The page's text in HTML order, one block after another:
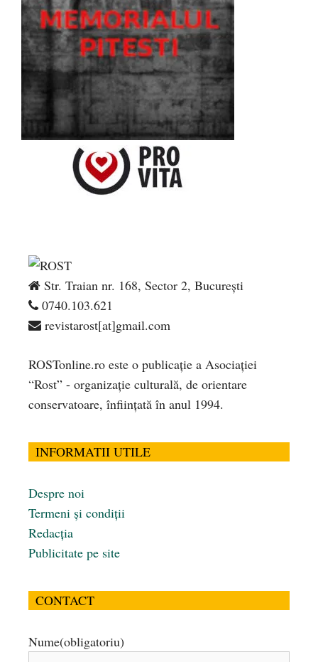
Str. Traian nr. 168, Sector 2, București
0740.103.621
revistarost[at]gmail.com
ROSTonline.ro este o publicaţie a Asociaţiei
“Rost” - organizaţie culturală, de orientare
conservatoare, înfiinţată în anul 1994.
INFORMATII UTILE
Despre noi
Termeni și condiții
Redacția
Publicitate pe site
CONTACT
Nume(obligatoriu)